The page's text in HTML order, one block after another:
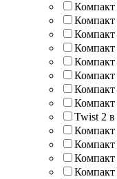
Компакт
Компакт
Компакт
Компакт
Twist 2 в
Компакт